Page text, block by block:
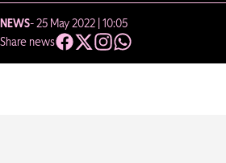
NEWS- 25 May 2022 | 10:05
Share news